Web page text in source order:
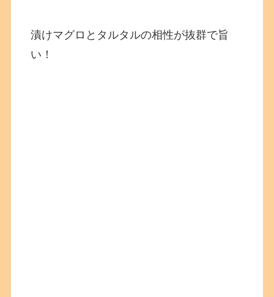
漬けマグロとタルタルの相性が抜群で旨
い！